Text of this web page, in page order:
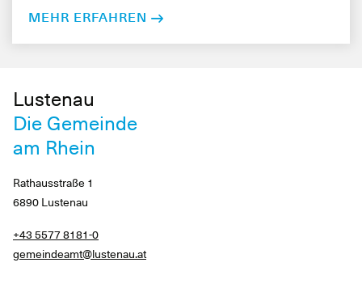
MEHR ERFAHREN
Lustenau
Die Gemeinde
am Rhein
Rathausstraße 1
6890 Lustenau
+43 5577 8181-0
gemeindeamt@lustenau.at